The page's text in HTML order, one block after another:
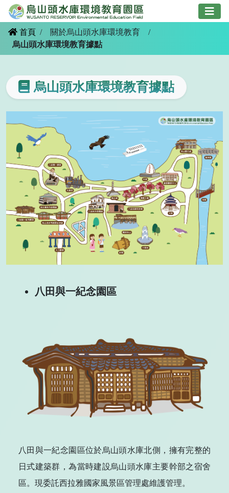
內
首頁 / 關於烏山頭水庫環境教育
/
烏山頭水庫環境教育據點
烏山頭水庫環境教育據點
八田與一紀念園區
八田與一紀念園區位於烏山頭水庫北側，擁有完整的
日式建築群，為當時建設烏山頭水庫主要幹部之宿舍
區。現委託西拉雅國家風景區管理處維護管理。